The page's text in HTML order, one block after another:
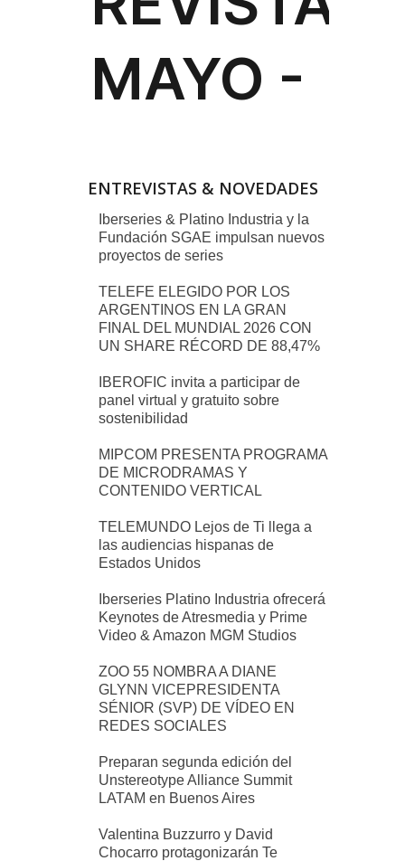
ENTREVISTAS & NOVEDADES
Iberseries & Platino Industria y la
Fundación SGAE impulsan nuevos
proyectos de series
TELEFE ELEGIDO POR LOS
ARGENTINOS EN LA GRAN
FINAL DEL MUNDIAL 2026 CON
UN SHARE RÉCORD DE 88,47%
IBEROFIC invita a participar de
panel virtual y gratuito sobre
sostenibilidad
MIPCOM PRESENTA PROGRAMA
DE MICRODRAMAS Y
CONTENIDO VERTICAL
TELEMUNDO Lejos de Ti llega a
las audiencias hispanas de
Estados Unidos
Iberseries Platino Industria ofrecerá
Keynotes de Atresmedia y Prime
Video & Amazon MGM Studios
ZOO 55 NOMBRA A DIANE
GLYNN VICEPRESIDENTA
SÉNIOR (SVP) DE VÍDEO EN
REDES SOCIALES
Preparan segunda edición del
Unstereotype Alliance Summit
LATAM en Buenos Aires
Valentina Buzzurro y David
Chocarro protagonizarán Te